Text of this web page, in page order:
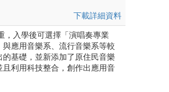
下載詳細資料
，入學後可選擇「演唱奏專業
應用音樂系、流行音樂系等較
基礎，並新添加了原住民音樂
利用科技整合，創作出應用音